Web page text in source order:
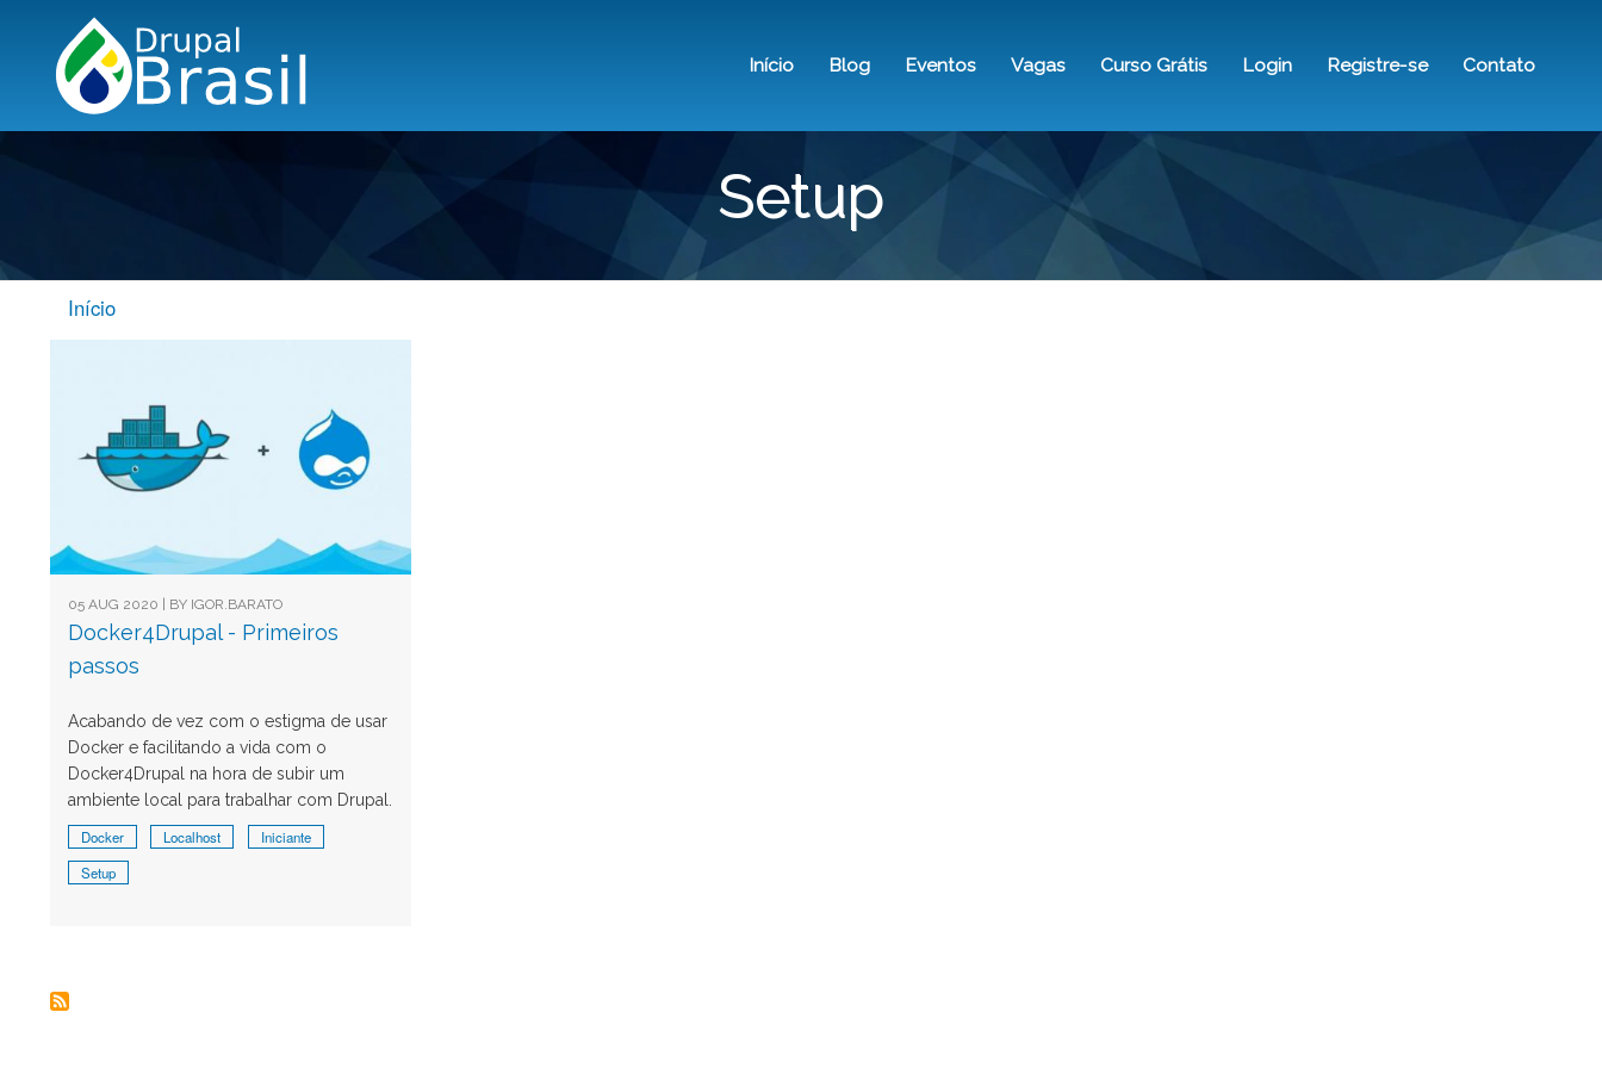
PRINCIPAL
Início Blog Eventos Vagas Curso Grátis Login Registre-se Contato
Setup
TRILHA
NAVEGAÇÃO
Início
05 AUG 2020 | BY IGOR.BARATO
Docker4Drupal - Primeiros
passos
Acabando de vez com o estigma de usar
Docker e facilitando a vida com o
Docker4Drupal na hora de subir um
ambiente local para trabalhar com Drupal.
Docker
Localhost
Iniciante
Setup